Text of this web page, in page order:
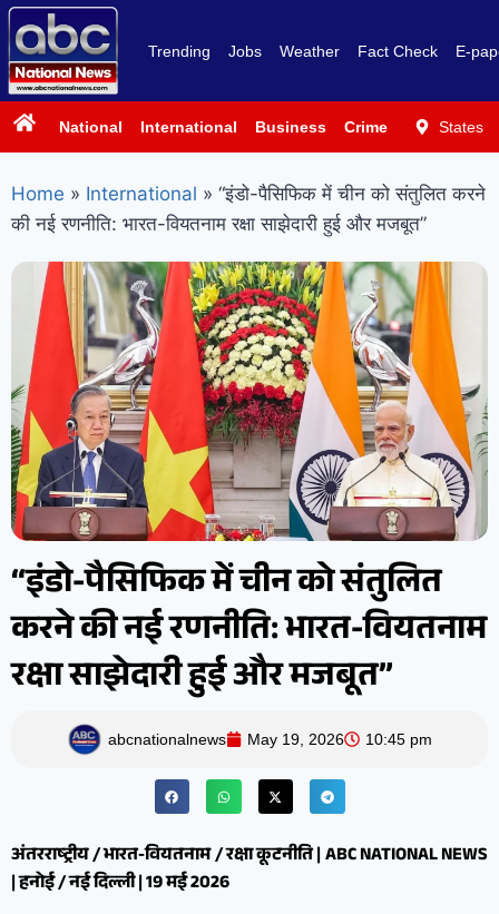
Trending Jobs Weather Fact Check E-
National International Business Crime PoliticsStates
Home » International » “इंडो-पैसिफिक में चीन को संतुलित करने
की नई रणनीति: भारत-वियतनाम रक्षा साझेदारी हुई और मजबूत”
“इंडो-पैसिफिक में चीन को संतुलित
करने की नई रणनीति: भारत-वियतनाम
रक्षा साझेदारी हुई और मजबूत”
abcnationalnews May 19, 2026 10:45 pm
अंतरराष्ट्रीय / भारत-वियतनाम / रक्षा कूटनीति | ABC NATIONAL NEWS
| हनोई / नई दिल्ली | 19 मई 2026